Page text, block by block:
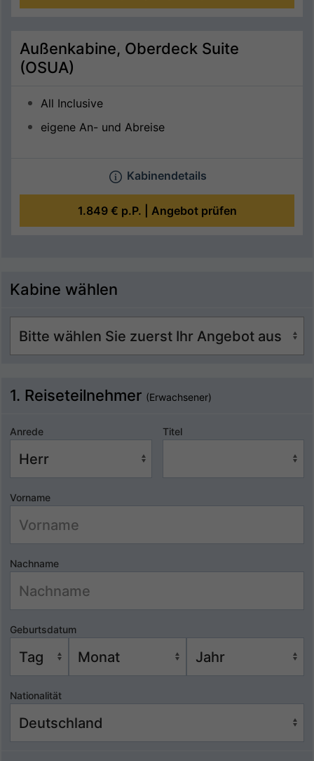
Außenkabine, Oberdeck Suite
(OSUA)
All Inclusive
eigene An- und Abreise
Kabinendetails
1.849 € p.P. | Angebot prüfen
Kabine wählen
1. Reiseteilnehmer (Erwachsener)
Anrede Titel
Vorname
Nachname
Geburtsdatum
Nationalität